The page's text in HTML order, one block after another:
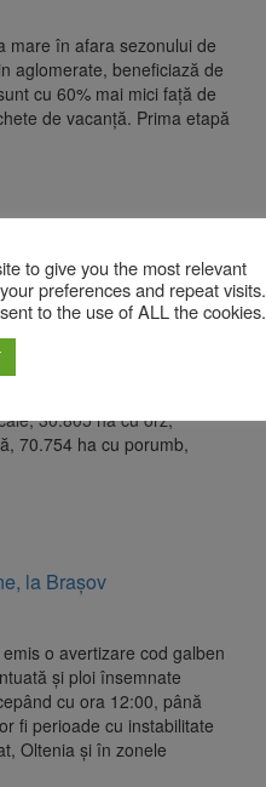
mare în afara sezonului de
aglomerate, beneficiază de
cu 60% mai mici față de
de vacanță. Prima etapă
afectate de
vineri la 386.900
centralizate de
această suprafaţă,
30.805 ha cu orz,
70.754 ha cu porumb,
la Brașov
o avertizare cod galben
și ploi însemnate
cu ora 12:00, până
fi perioade cu instabilitate
Oltenia și în zonele
to give you the most relevant
preferences and repeat visits.
to the use of ALL the cookies.